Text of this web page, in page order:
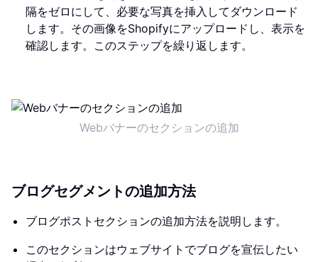
隔をゼロにして、必要な写真を挿入してダウンロード
します。その画像をShopifyにアップロードし、表示を
確認します。このステップを繰り返します。
Webバナーのセクションの追加
ブログセグメントの追加方法
ブログポストセクションの追加方法を説明します。
このセクションはウェブサイトでブログを宣伝したい